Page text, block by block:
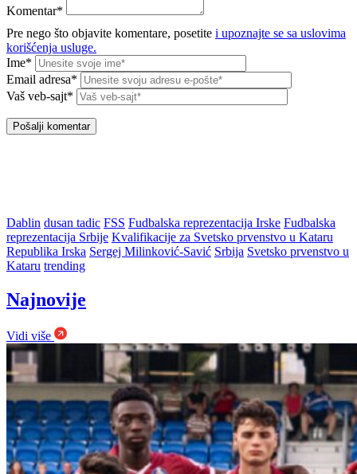
Komentar*
Pre nego što objavite komentare, posetite i upoznajte se sa uslovima
korišćenja usluge.
Ime*
Email adresa*
Vaš veb-sajt*
Dablin dusan tadic FSS Fudbalska reprezentacija Irske Fudbalska
reprezentacija Srbije Kvalifikacije za Svetsko prvenstvo u Kataru
Republika Irska Sergej Milinković-Savić Srbija Svetsko prvenstvo u
Kataru trending
Najnovije
Vidi više